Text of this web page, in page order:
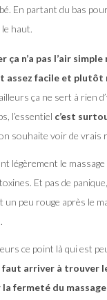
En partant du bas
haut.
ça n’a pas l’air simple
assez facile et plutôt
ça ne sert à rien
l’essentiel c’est
souhaite voir de vrais
légèrement le massage
Et pas de
un peu rouge après le
ce point là qui est
arriver à trouver
la fermeté du massage